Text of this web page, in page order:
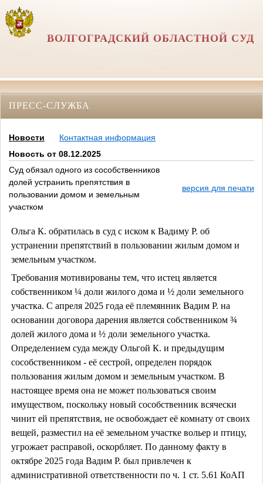
ВОЛГОГРАДСКИЙ ОБЛАСТНОЙ СУД
ПРЕСС-СЛУЖБА
Новости
Контактная информация
Новость от 08.12.2025
Суд обязал одного из сособственников
долей устранить препятствия в
пользовании домом и земельным
участком
версия для печати
Ольга К. обратилась в суд с иском к Вадиму Р. об
устранении препятствий в пользовании жилым домом и
земельным участком.
Требования мотивированы тем, что истец является
собственником ¼ доли жилого дома и ½ доли земельного
участка. С апреля 2025 года её племянник Вадим Р. на
основании договора дарения является собственником ¾
долей жилого дома и ½ доли земельного участка.
Определением суда между Ольгой К. и предыдущим
сособственником - её сестрой, определен порядок
пользования жилым домом и земельным участком. В
настоящее время она не может пользоваться своим
имуществом, поскольку новый сособственник всячески
чинит ей препятствия, не освобождает её комнату от своих
вещей, разместил на её земельном участке вольер и птицу,
угрожает расправой, оскорбляет. По данному факту в
октябре 2025 года Вадим Р. был привлечен к
административной ответственности по ч. 1 ст. 5.61 КоАП